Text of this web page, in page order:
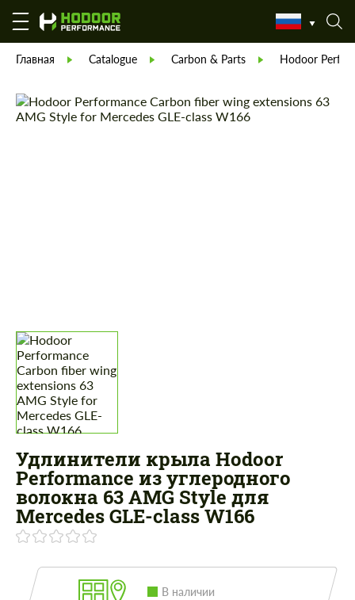
Главная Catalogue Carbon & Parts Hodoor
Удлинители крыла Hodoor
Performance из углеродного
волокна 63 AMG Style для
Mercedes GLE-class W166
В наличии